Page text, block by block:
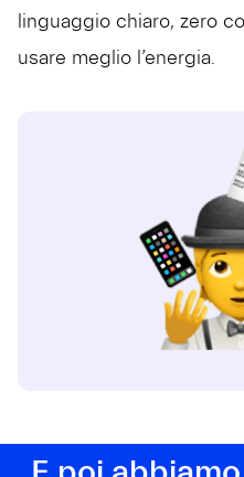
linguaggio chiaro, zero
usare meglio l’energia.